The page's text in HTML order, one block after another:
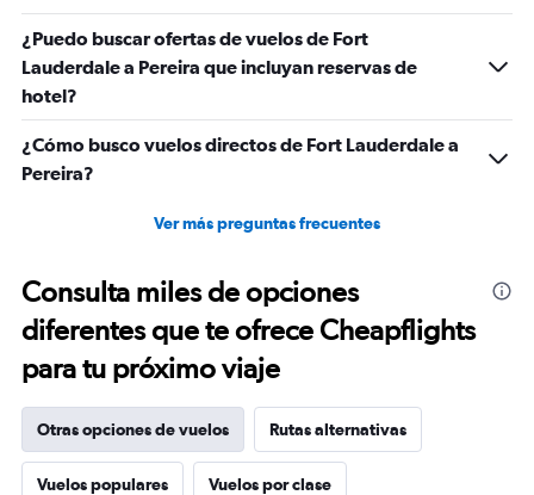
¿Puedo buscar ofertas de vuelos de Fort
Lauderdale a Pereira que incluyan reservas de
hotel?
¿Cómo busco vuelos directos de Fort Lauderdale a
Pereira?
Ver más preguntas frecuentes
Consulta miles de opciones
diferentes que te ofrece Cheapflights
para tu próximo viaje
Otras opciones de vuelos Rutas alternativas
Vuelos populares Vuelos por clase